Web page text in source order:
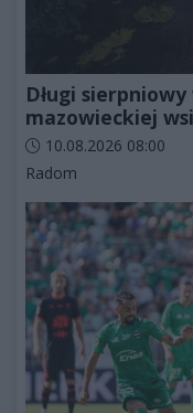
Długi
mazowieckiej
Data dodania artykułu:
10.08.2026 08:00
Kategorie artykułu:
Radom